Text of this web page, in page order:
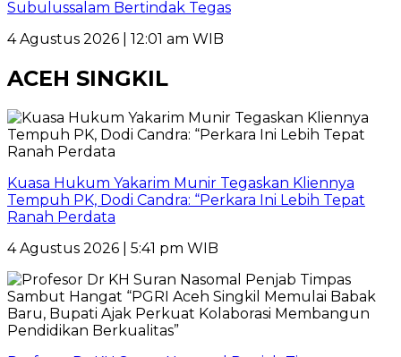
Subulussalam Bertindak Tegas
4 Agustus 2026 | 12:01 am WIB
ACEH SINGKIL
Kuasa Hukum Yakarim Munir Tegaskan Kliennya
Tempuh PK, Dodi Candra: “Perkara Ini Lebih Tepat
Ranah Perdata
4 Agustus 2026 | 5:41 pm WIB